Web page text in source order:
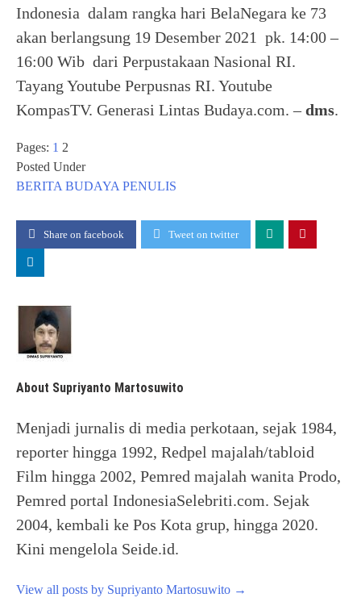
Indonesia dalam rangka hari BelaNegara ke 73
akan berlangsung 19 Desember 2021 pk. 14:00 –
16:00 Wib dari Perpustakaan Nasional RI.
Tayang Youtube Perpusnas RI. Youtube
KompasTV. Generasi Lintas Budaya.com. –dms.
Pages: 1 2
Posted Under
BERITA BUDAYA PENULIS
Share on facebook Tweet on twitter
About Supriyanto Martosuwito
Menjadi jurnalis di media perkotaan, sejak 1984,
reporter hingga 1992, Redpel majalah/tabloid
Film hingga 2002, Pemred majalah wanita Prodo,
Pemred portal IndonesiaSelebriti.com. Sejak
2004, kembali ke Pos Kota grup, hingga 2020.
Kini mengelola Seide.id.
View all posts by Supriyanto Martosuwito →